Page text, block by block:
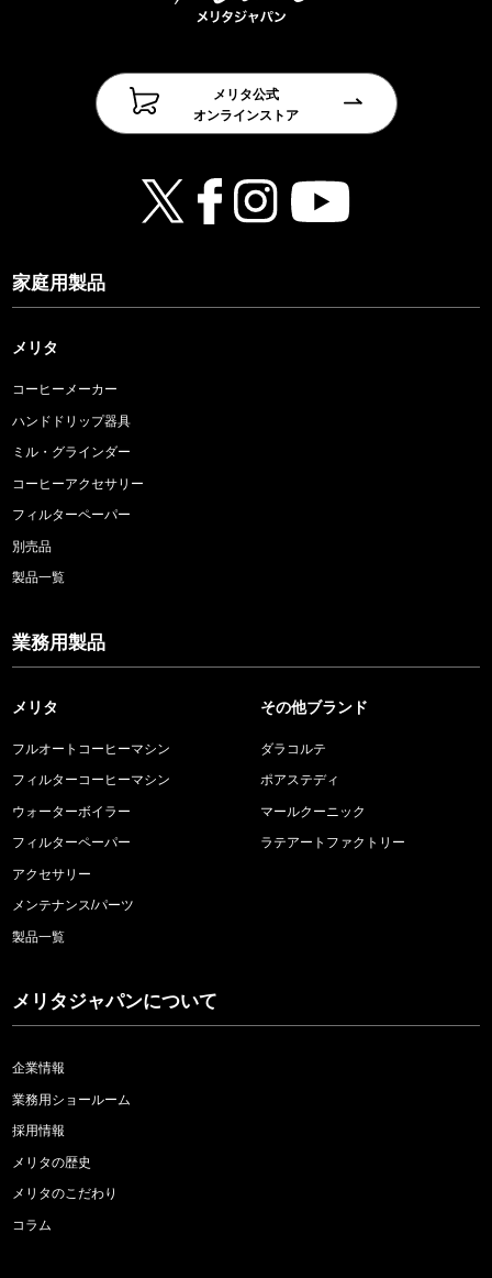
メリタ公式
オンラインストア
家庭用製品
メリタ
コーヒーメーカー
ハンドドリップ器具
ミル・グラインダー
コーヒーアクセサリー
フィルターペーパー
別売品
製品一覧
業務用製品
メリタ
フルオートコーヒーマシン
フィルターコーヒーマシン
ウォーターボイラー
フィルターペーパー
アクセサリー
メンテナンス/パーツ
製品一覧
その他ブランド
ダラコルテ
ポアステディ
マールクーニック
ラテアートファクトリー
メリタジャパンについて
企業情報
業務用ショールーム
採用情報
メリタの歴史
メリタのこだわり
コラム